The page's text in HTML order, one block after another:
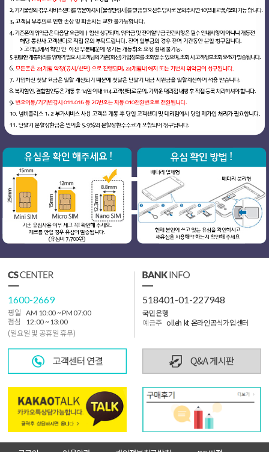
1600-2669
평일
AM 10:00 ~ PM 07:00
점심
12:00 ~ 13:00
(일요일 및 공휴일 휴무)
518401-01-227948
국민은행
예금주 olleh kt 온라인공식가입센터